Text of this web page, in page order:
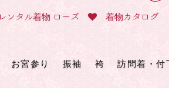
レンタル着物 ローズ 着物カタログ
お宮参り 振袖 袴 訪問着・付